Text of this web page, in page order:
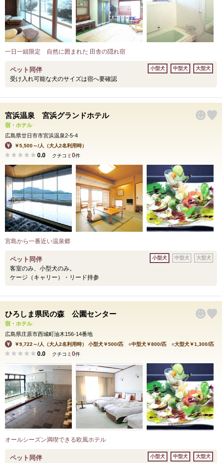
一日一組限定 自然に囲まれた 田舎の隠れ宿
ペット同伴
受け入れ可能な犬のサイズは宿へ要確認
小型犬 中型犬 大型犬
宮浜温泉 宮浜グランドホテル
宿・ホテル
広島県廿日市市宮浜温泉2-5-4
￥5,500～/人（大人2名利用時）
0.0 クチコミ 0件
宮島から一番近い温泉郷
ペット同伴
客室のみ、小型犬のみ。
ケージ（キャリー）・リード持参
小型犬 中型犬 大型犬
ひろしま県民の森 公園センター
宿・ホテル
広島県庄原市西城町油木156-14番地
￥9,722～/人（大人2名利用時） 小型犬￥500/匹 ○中型犬￥800/匹 ○大型犬￥1,300/匹
0.0 クチコミ 0件
オールシーズン満喫できる欧風ホテル
ペット同伴 小型犬 中型犬 大型犬